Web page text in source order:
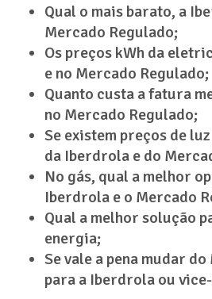
Qual o mais barato, a
Mercado Regulado;
Os preços kWh da
e no Mercado Regulado;
Quanto custa a fatura
no Mercado Regulado;
Se existem preços de
da Iberdrola e do
No gás, qual a melhor
Iberdrola e o Mercado
Qual a melhor solução
energia;
Se vale a pena mudar
para a Iberdrola ou